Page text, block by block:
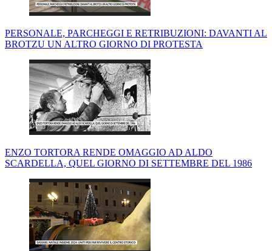
PERSONALE, PARCHEGGI E RETRIBUZIONI: DAVANTI AL
BROTZU UN ALTRO GIORNO DI PROTESTA
ENZO TORTORA RENDE OMAGGIO AD ALDO
SCARDELLA, QUEL GIORNO DI SETTEMBRE DEL 1986